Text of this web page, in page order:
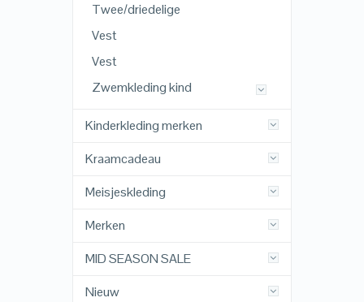
Twee/driedelige
Vest
Vest
Zwemkleding kind
Kinderkleding merken
Kraamcadeau
Meisjeskleding
Merken
MID SEASON SALE
Nieuw